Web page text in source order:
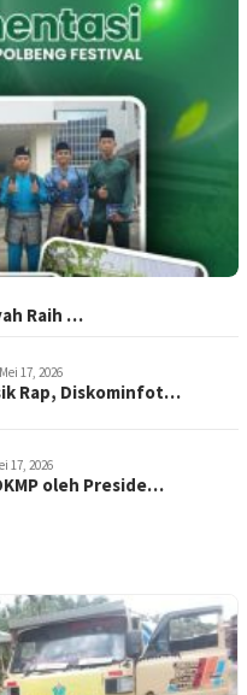
Raih …
Mei 17, 2026
Rap, Diskominfot…
17, 2026
oleh Preside…